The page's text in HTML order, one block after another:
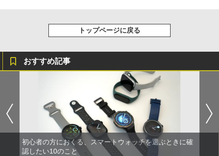
トップページに戻る
おすすめ記事
初心者の方におくる、スマートウォッチを選ぶときに確
認したい10のこと